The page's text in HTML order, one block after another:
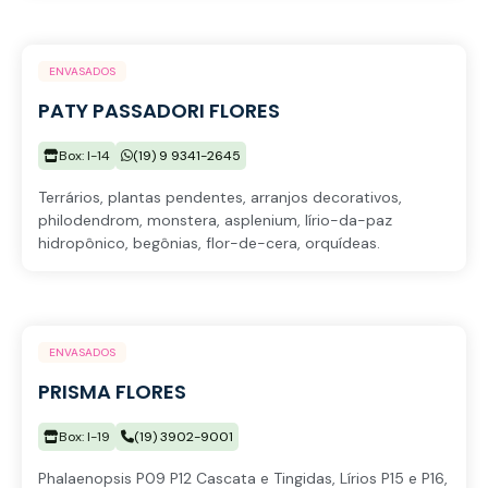
ENVASADOS
PATY PASSADORI FLORES
Box: I-14 (19) 9 9341-2645
Terrários, plantas pendentes, arranjos decorativos,
philodendrom, monstera, asplenium, lírio-da-paz
hidropônico, begônias, flor-de-cera, orquídeas.
ENVASADOS
PRISMA FLORES
Box: I-19 (19) 3902-9001
Phalaenopsis P09 P12 Cascata e Tingidas, Lírios P15 e P16,